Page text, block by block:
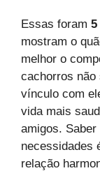
Essas foram 5
mostram o
melhor o
cachorros não
vínculo com
vida mais
amigos.
necessidades
relação